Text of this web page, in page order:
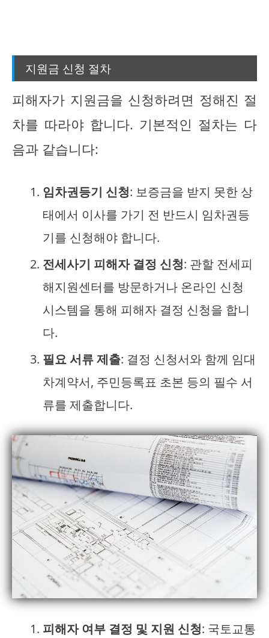
지원금 신청 절차
피해자가 지원금을 신청하려면 정해진 절
차를 따라야 합니다. 기본적인 절차는 다
음과 같습니다:
임차권등기 신청: 보증금을 받지 못한 상
태에서 이사를 가기 전 반드시 임차권등
기를 신청해야 합니다.
전세사기 피해자 결정 신청: 관할 전세피
해지원센터를 방문하거나 온라인 신청
시스템을 통해 피해자 결정 신청을 합니
다.
필요 서류 제출: 결정 신청서와 함께 임대
차계약서, 주민등록표 초본 등의 필수 서
류를 제출합니다.
피해자 여부 결정 및 지원 신청: 국토교통